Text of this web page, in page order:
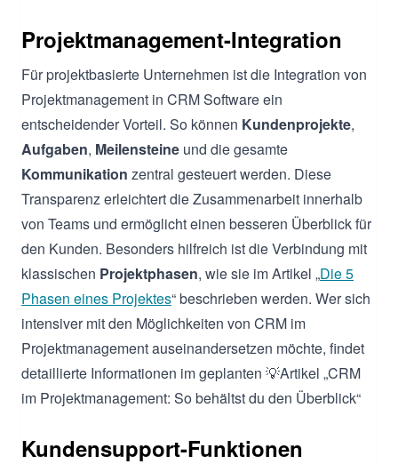
Projektmanagement-Integration
Für projektbasierte Unternehmen ist die Integration von
Projektmanagement in CRM Software ein
entscheidender Vorteil. So können Kundenprojekte,
Aufgaben, Meilensteine und die gesamte
Kommunikation zentral gesteuert werden. Diese
Transparenz erleichtert die Zusammenarbeit innerhalb
von Teams und ermöglicht einen besseren Überblick für
den Kunden. Besonders hilfreich ist die Verbindung mit
klassischen Projektphasen, wie sie im Artikel „Die 5
Phasen eines Projektes“ beschrieben werden. Wer sich
intensiver mit den Möglichkeiten von CRM im
Projektmanagement auseinandersetzen möchte, findet
detaillierte Informationen im geplanten 💡Artikel „CRM
im Projektmanagement: So behältst du den Überblick“
Kundensupport-Funktionen